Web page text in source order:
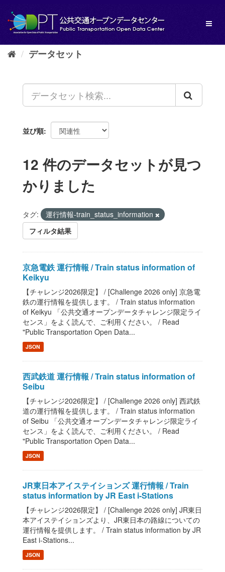
し
データセット
並び順
12 件のデータセットが見つ
かりました
タグ:
運行情報-train_status_information
フィルタ結果
京急電鉄 運行情報 / Train status information of
Keikyu
【チャレンジ2026限定】 / [Challenge 2026 only] 京急電
鉄の運行情報を提供します。 / Train status information
of Keikyu 「公共交通オープンデータチャレンジ限定ライ
センス」をよく読んで、ご利用ください。 / Read
"Public Transportation Open Data...
JSON
西武鉄道 運行情報 / Train status information of
Seibu
【チャレンジ2026限定】 / [Challenge 2026 only] 西武鉄
道の運行情報を提供します。 / Train status information
of Seibu 「公共交通オープンデータチャレンジ限定ライ
センス」をよく読んで、ご利用ください。 / Read
"Public Transportation Open Data...
JSON
JR東日本アイステイションズ 運行情報 / Train
status information by JR East i-Stations
【チャレンジ2026限定】 / [Challenge 2026 only] JR東日
本アイステイションズより、JR東日本の路線についての
運行情報を提供します。 / Train status information by JR
East i-Stations...
JSON